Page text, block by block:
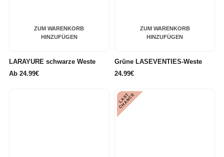
ZUM WARENKORB
HINZUFÜGEN
LARAYURE schwarze Weste
Ab 24.99€
ZUM WARENKORB
HINZUFÜGEN
Grüne LASEVENTIES-Weste
24.99€
L
A
S
T
C
H
A
N
C
E